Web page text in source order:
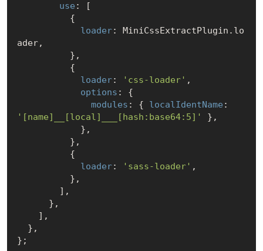
use : [
loader: MiniCssExtractPlugin.lo
ader,
loader: 'css-loader' ,
options : {
modules : { localIdentName
'[name]__[local]___[hash:base64:5]'
},
loader: 'sass-loader' ,